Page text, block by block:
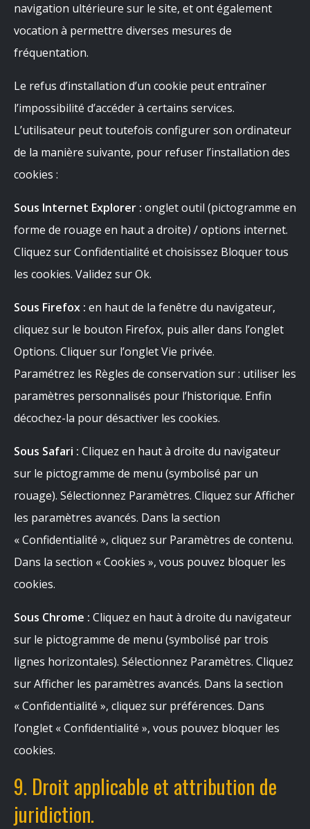
navigation ultérieure sur le site, et ont également
vocation à permettre diverses mesures de
fréquentation.
Le refus d’installation d’un cookie peut entraîner
l’impossibilité d’accéder à certains services.
L’utilisateur peut toutefois configurer son ordinateur
de la manière suivante, pour refuser l’installation des
cookies :
Sous Internet Explorer : onglet outil (pictogramme en
forme de rouage en haut a droite) / options internet.
Cliquez sur Confidentialité et choisissez Bloquer tous
les cookies. Validez sur Ok.
Sous Firefox : en haut de la fenêtre du navigateur,
cliquez sur le bouton Firefox, puis aller dans l’onglet
Options. Cliquer sur l’onglet Vie privée.
Paramétrez les Règles de conservation sur : utiliser les
paramètres personnalisés pour l’historique. Enfin
décochez-la pour désactiver les cookies.
Sous Safari : Cliquez en haut à droite du navigateur
sur le pictogramme de menu (symbolisé par un
rouage). Sélectionnez Paramètres. Cliquez sur Afficher
les paramètres avancés. Dans la section
« Confidentialité », cliquez sur Paramètres de contenu.
Dans la section « Cookies », vous pouvez bloquer les
cookies.
Sous Chrome : Cliquez en haut à droite du navigateur
sur le pictogramme de menu (symbolisé par trois
lignes horizontales). Sélectionnez Paramètres. Cliquez
sur Afficher les paramètres avancés. Dans la section
« Confidentialité », cliquez sur préférences. Dans
l’onglet « Confidentialité », vous pouvez bloquer les
cookies.
9. Droit applicable et attribution de
juridiction.